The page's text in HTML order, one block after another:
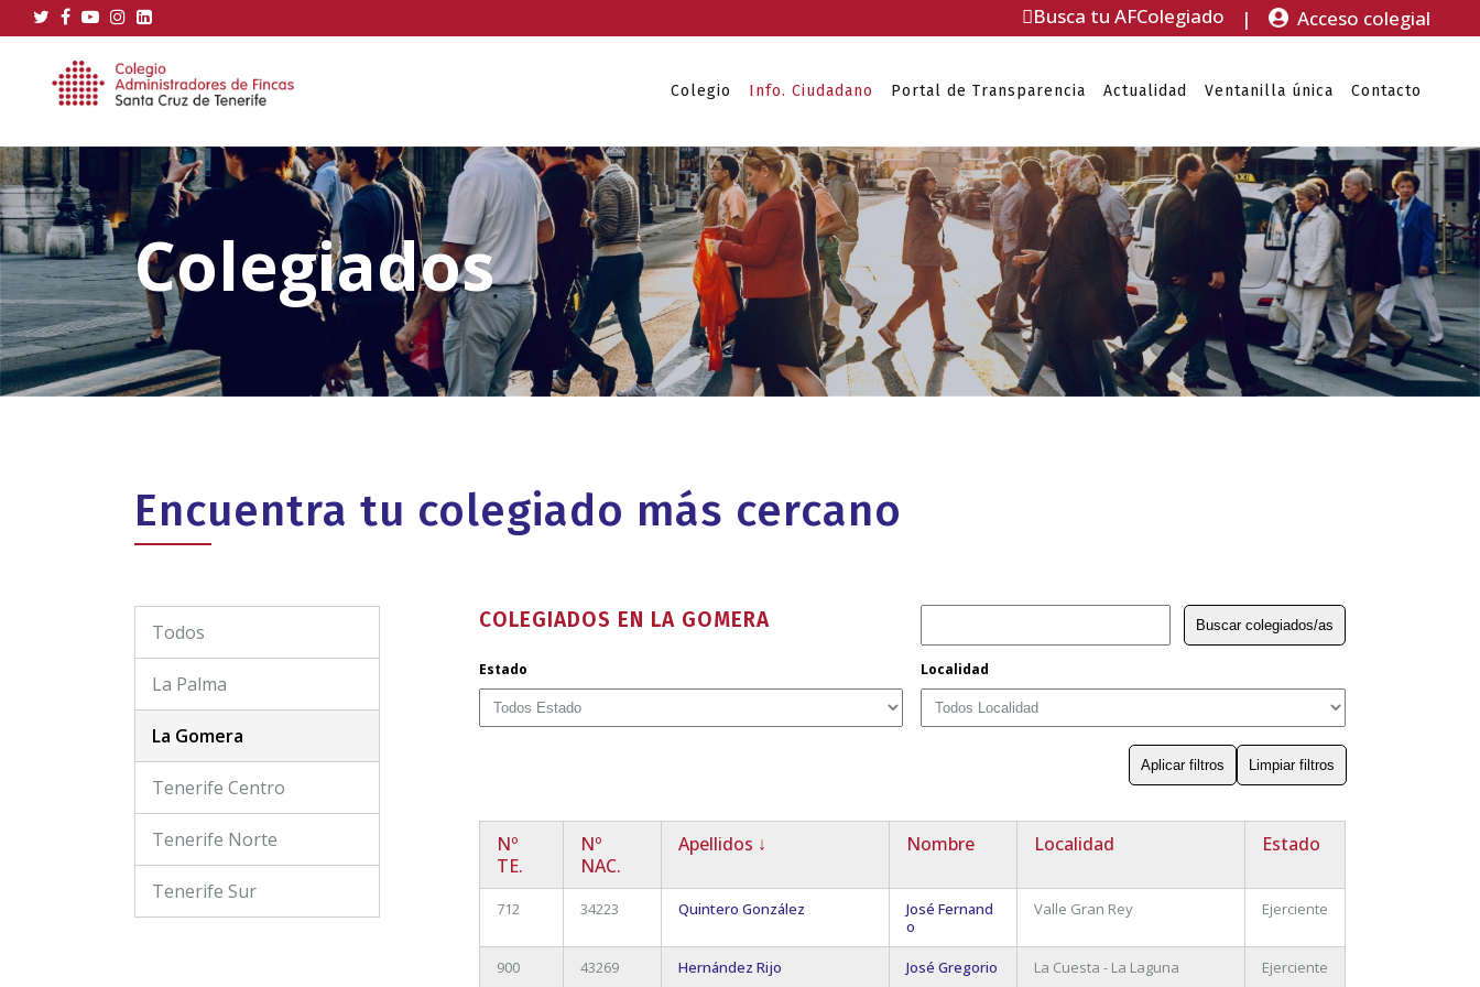
Busca tu AFColegiado | Acceso colegial
Colegio Info. Ciudadano Portal de Transparencia Actualidad Ventanilla única Contacto
Colegiados
Encuentra tu colegiado más cercano
Todos
La Palma
La Gomera
Tenerife Centro
Tenerife Norte
Tenerife Sur
COLEGIADOS EN LA GOMERA
Localidad
Estado
Nº
TE.
Nº
NAC.
Apellidos ↓ Nombre Localidad Estado
712 34223 Quintero González
José Fernand
o
Valle Gran Rey Ejerciente
900 43269 Hernández Rijo José Gregorio La Cuesta - La Laguna Ejerciente